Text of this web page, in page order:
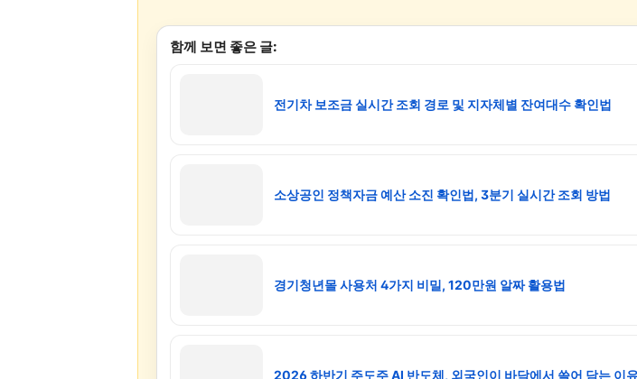
함께 보면 좋은 글:
전기차 보조금 실시간 조회 경로 및 지자체별 잔여대수 확인법
소상공인 정책자금 예산 소진 확인법, 3분기 실시간 조회 방법
경기청년몰 사용처 4가지 비밀, 120만원 알짜 활용법
2026 하반기 주도주 AI 반도체, 외국인이 바닥에서 쓸어 담는 이